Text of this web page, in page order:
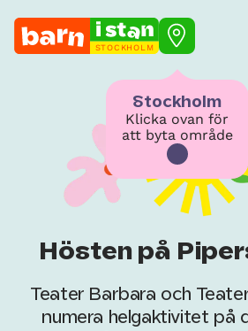
STOCKHOLM
Stockholm
Klicka ovan för
att byta område
Hösten på
Teater Barbara och
numera helgaktivitet på